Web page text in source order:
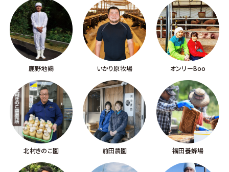
鹿野地鶏 いかり原牧場 オンリーBoo
北村きのこ園 前田農園 福田養蜂場